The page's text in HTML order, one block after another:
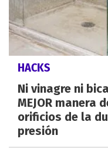
HACKS
Ni vinagre ni
MEJOR manera
orificios de la
presión